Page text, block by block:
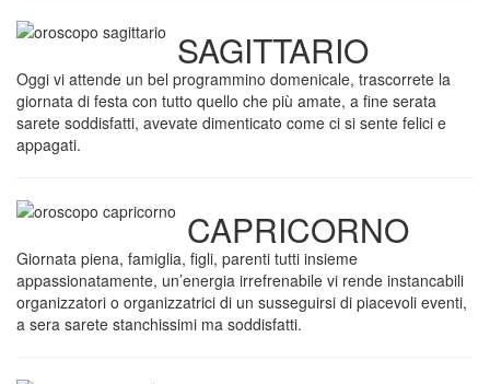
SAGITTARIO
Oggi vi attende un bel programmino domenicale, trascorrete la
giornata di festa con tutto quello che più amate, a fine serata
sarete soddisfatti, avevate dimenticato come ci si sente felici e
appagati.
CAPRICORNO
Giornata piena, famiglia, figli, parenti tutti insieme
appassionatamente, un’energia irrefrenabile vi rende instancabili
organizzatori o organizzatrici di un susseguirsi di piacevoli eventi,
a sera sarete stanchissimi ma soddisfatti.